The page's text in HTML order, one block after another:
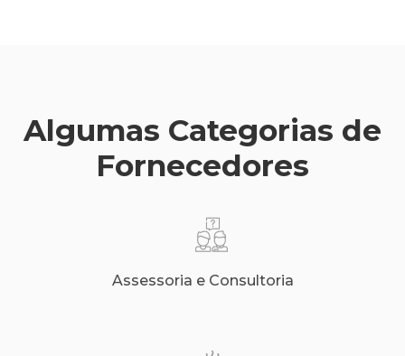
Algumas Categorias de
Fornecedores
Assessoria e Consultoria